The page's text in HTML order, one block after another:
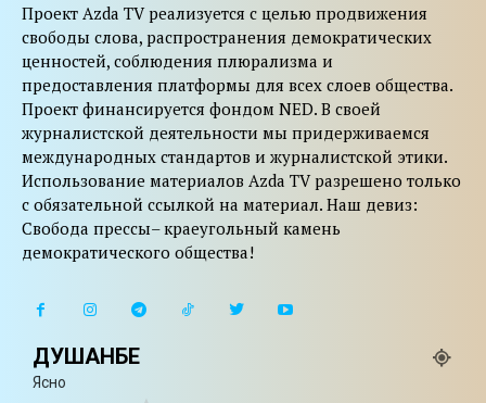
Проект Azda TV реализуется с целью продвижения
свободы слова, распространения демократических
ценностей, соблюдения плюрализма и
предоставления платформы для всех слоев общества.
Проект финансируется фондом NED. В своей
журналистской деятельности мы придерживаемся
международных стандартов и журналистской этики.
Использование материалов Azda TV разрешено только
с обязательной ссылкой на материал. Наш девиз:
Свобода прессы– краеугольный камень
демократического общества!
ДУШАНБЕ
Ясно